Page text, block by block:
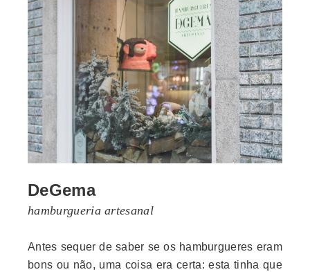
DeGema
hamburgueria artesanal
Antes sequer de saber se os hamburgueres eram
bons ou não, uma coisa era certa: esta tinha que